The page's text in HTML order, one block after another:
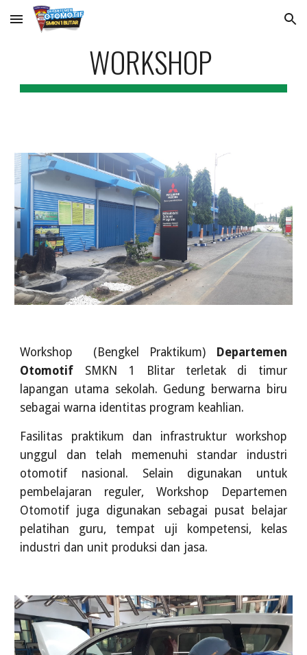
Skip to main content Skip to navigation
WORKSHOP
Workshop (Bengkel Praktikum)
Departemen
Otomotif SMKN 1 Blitar terletak di timur
lapangan utama sekolah. Gedung berwarna biru
sebagai warna identitas program keahlian.
Fasilitas praktikum dan infrastruktur workshop
unggul dan telah memenuhi standar industri
otomotif nasional. Selain digunakan untuk
pembelajaran reguler, Workshop Departemen
Otomotif juga digunakan sebagai pusat belajar
pelatihan guru, tempat uji kompetensi, kelas
industri dan unit produksi dan jasa.